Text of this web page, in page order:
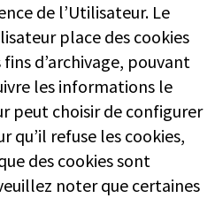
de l’Utilisateur. Le
place des cookies
d’archivage, pouvant
les informations le
peut choisir de configurer
qu’il refuse les cookies,
des cookies sont
noter que certaines